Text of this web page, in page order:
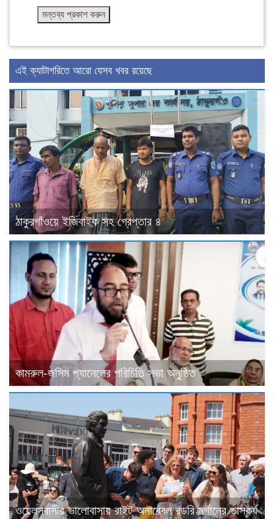
এই ক্যাটাগরিতে আরো যেসব খবর রয়েছে
ঠাকুরগাঁওয়ে ইজিবাইক সহ গ্রেপ্তার ৪
কামরুল-জসিম প্যানেলের পরিচিতি সভা অনুষ্ঠিত
ওয়েলসবাসীর ভালোবাসায় রাইট অনারেবল রডরি মর্গানের ভাস্কর্য